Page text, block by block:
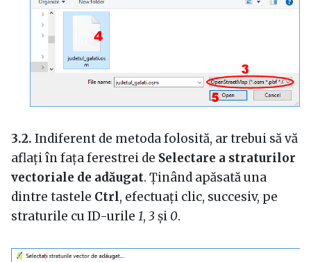
3.2. Indiferent de metoda folosită, ar trebui să vă
aflați în fața ferestrei de Selectare a straturilor
vectoriale de adăugat. Ținând apăsată una
dintre tastele Ctrl, efectuați clic, succesiv, pe
straturile cu ID-urile 1, 3 și 0.